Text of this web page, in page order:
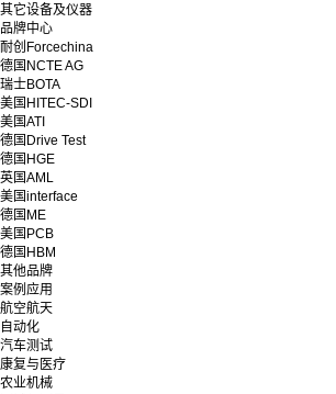
其它设备及仪器
品牌中心
耐创Forcechina
德国NCTE AG
瑞士BOTA
美国HITEC-SDI
美国ATI
德国Drive Test
德国HGE
英国AML
美国interface
德国ME
美国PCB
德国HBM
其他品牌
案例应用
航空航天
自动化
汽车测试
康复与医疗
农业机械